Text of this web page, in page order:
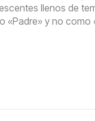
llenos de
«Padre» y no como